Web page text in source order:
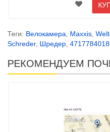
Теги: Велокамера, Maxxis,
Schreder, Шредер,
РЕКОМЕНДУЕМ